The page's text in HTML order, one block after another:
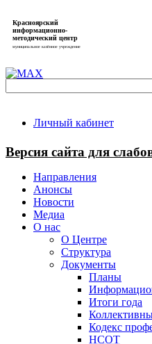
Красноярский
информационно-
методический центр
муниципальное казённое учреждение
Личный кабинет
Версия сайта для
Направления
Анонсы
Новости
Медиа
О нас
О Центре
Структура
Документы
Планы
Итоги года
Кодекс
НСОТ